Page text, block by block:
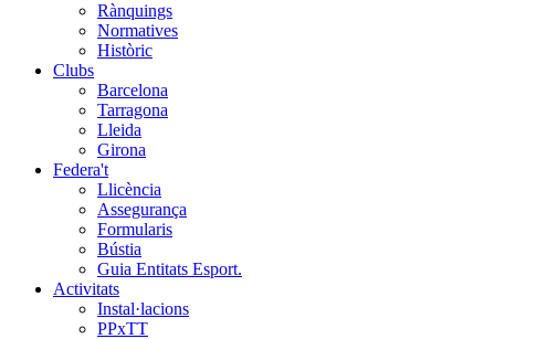
Rànquings
Normatives
Històric
Clubs
Barcelona
Tarragona
Lleida
Girona
Federa't
Llicència
Assegurança
Formularis
Bústia
Guia Entitats Esport.
Activitats
Instal·lacions
PPxTT